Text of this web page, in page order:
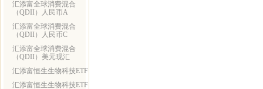
汇添富全球消费混合
（QDII）人民币A
汇添富全球消费混合
（QDII）人民币C
汇添富全球消费混合
（QDII）美元现汇
汇添富恒生生物科技ETF
汇添富恒生生物科技ETF